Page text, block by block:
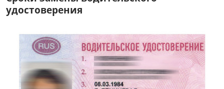
удостоверения